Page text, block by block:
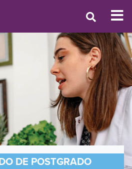
DE POSTGRADO